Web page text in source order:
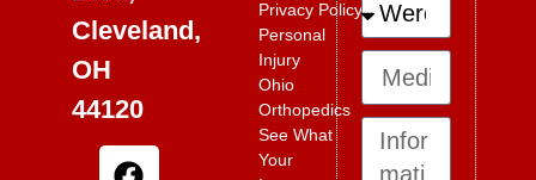
Cleveland,
OH
44120
Privacy Policy
Personal
Injury
Ohio
Orthopedics
See What
Your